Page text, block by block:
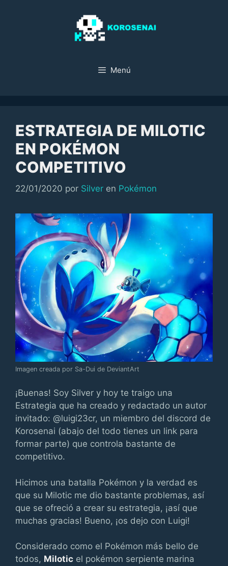
Menú
ESTRATEGIA DE MILOTIC
EN POKÉMON
COMPETITIVO
22/01/2020 por Silver en Categorías
Pokémon
Imagen creada por Sa-Dui de DeviantArt
¡Buenas! Soy Silver y hoy te traigo una
Estrategia que ha creado y redactado un autor
invitado: @luigi23cr, un miembro del discord de
Korosenai (abajo del todo tienes un link para
formar parte) que controla bastante de
competitivo.
Hicimos una batalla Pokémon y la verdad es
que su Milotic me dio bastante problemas, así
que se ofreció a crear su estrategia, ¡así que
muchas gracias! Bueno, ¡os dejo con Luigi!
Considerado como el Pokémon más bello de
todos, Milotic el pokémon serpiente marina